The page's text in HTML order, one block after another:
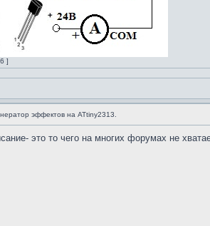
]
эффектов на ATtiny2313.
это то чего на многих форумах не